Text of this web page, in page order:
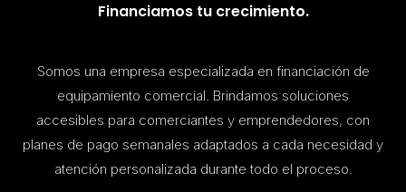
Financiamos tu crecimiento.
Somos una empresa especializada en financiación de
equipamiento comercial. Brindamos soluciones
accesibles para comerciantes y emprendedores, con
planes de pago semanales adaptados a cada necesidad y
atención personalizada durante todo el proceso.